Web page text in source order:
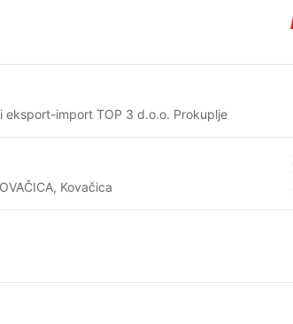
import TOP 3 d.o.o. Prokuplje
Kovačica